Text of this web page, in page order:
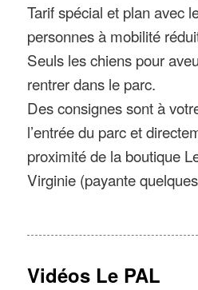
Tarif spécial et plan avec
personnes à mobilité
Seuls les chiens pour
rentrer dans le parc.
Des consignes sont à
l’entrée du parc et
proximité de la boutique
Virginie (payante
Vidéos Le PAL